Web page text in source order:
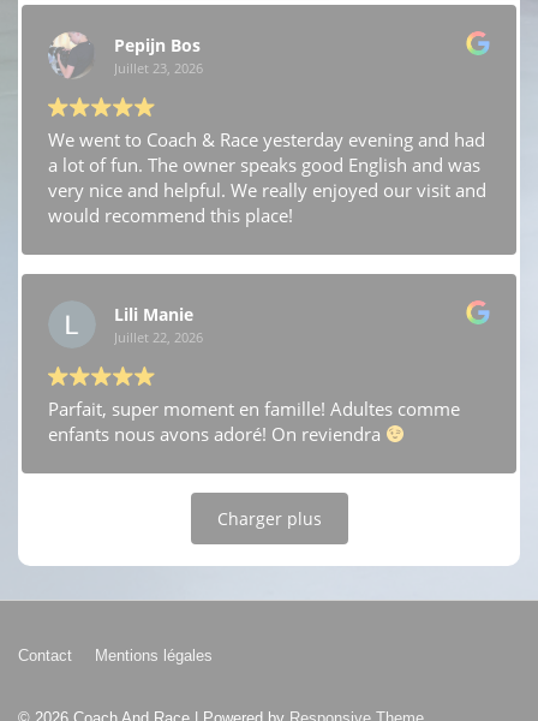
Pepijn Bos
Juillet 23, 2026
We went to Coach & Race yesterday evening and had
a lot of fun. The owner speaks good English and was
very nice and helpful. We really enjoyed our visit and
would recommend this place!
Lili Manie
Juillet 22, 2026
Parfait, super moment en famille! Adultes comme
enfants nous avons adoré! On reviendra
Charger plus
Menu
Contact Mentions légales